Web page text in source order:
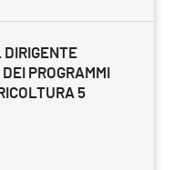
DIRIGENTE
PROGRAMMI
5